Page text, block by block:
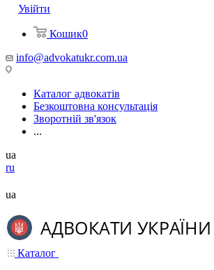
Увійти
Кошик0
info@advokatukr.com.ua
Каталог адвокатів
Безкоштовна консультація
Зворотній зв'язок
...
ua
ru
ua
Каталог